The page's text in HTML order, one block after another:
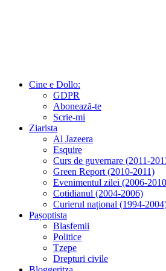
Cine e Dollo:
GDPR
Abonează-te
Scrie-mi
Ziarista
Al Jazeera
Esquire
Curs de guvernare (2011-
Green Report (2010-2011)
Evenimentul zilei (2006-
Cotidianul (2004-2006)
Curierul național (1994-
Pașoptista
Blasfemii
Politice
Tzepe
Drepturi civile